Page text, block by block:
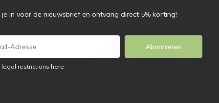
je in voor de nieuwsbrief en ontvang direct 5% korting!
Abonnieren
legal restrictions here